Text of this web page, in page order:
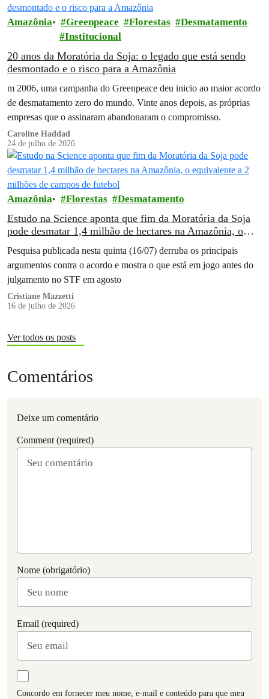
Amazônia Greenpeace Florestas
Desmatamento
Institucional
20 anos da Moratória da Soja: o legado que está sendo
desmontado e o risco para a Amazônia
m 2006, uma campanha do Greenpeace deu inicio ao maior acordo
de desmatamento zero do mundo. Vinte anos depois, as próprias
empresas que o assinaram abandonaram o compromisso.
Caroline Haddad
24 de julho de 2026
Amazônia Florestas Desmatamento
Estudo na Science aponta que fim da Moratória da Soja
pode desmatar 1,4 milhão de hectares na Amazônia, o
Pesquisa publicada nesta quinta (16/07) derruba os principais
argumentos contra o acordo e mostra o que está em jogo antes do
julgamento no STF em agosto
Cristiane Mazzetti
16 de julho de 2026
Ver todos os posts
Comentários
Deixe um comentário
Comment (required)
Nome (obrigatório)
Email (required)
Concordo em fornecer meu nome, e-mail e conteúdo para que meu